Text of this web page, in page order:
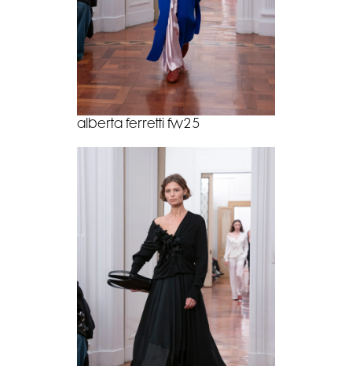
alberta ferretti fw25